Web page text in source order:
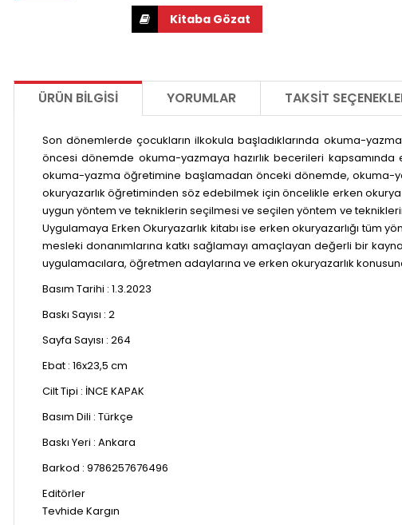
ÜRÜN BILGISI YORUMLAR TAKSIT
Son dönemlerde çocukların ilkokula başladıklarında okuma-
öncesi dönemde okuma-yazmaya hazırlık becerileri kapsamında
okuma-yazma öğretimine başlamadan önceki dönemde, okuma-
okuryazarlık öğretiminden söz edebilmek için öncelikle erken
uygun yöntem ve tekniklerin seçilmesi ve seçilen yöntem ve
Uygulamaya Erken Okuryazarlık kitabı ise erken okuryazarlığı
mesleki donanımlarına katkı sağlamayı amaçlayan değerli bir
uygulamacılara, öğretmen adaylarına ve erken okuryazarlık
Basım Tarihi : 1.3.2023
Baskı Sayısı : 2
Sayfa Sayısı : 264
Ebat : 16x23,5 cm
Cilt Tipi : İNCE KAPAK
Basım Dili : Türkçe
Baskı Yeri : Ankara
Barkod : 9786257676496
Editörler
Tevhide Kargın